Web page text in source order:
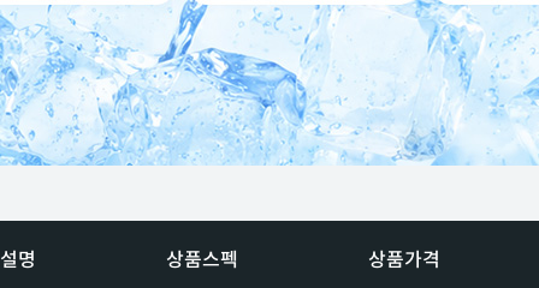
명 상품스펙 상품가격